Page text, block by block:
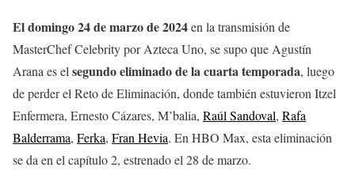
El domingo 24 de marzo de 2024en la transmisión de
MasterChef Celebrity por Azteca Uno, se supo que Agustín
Arana es el segundo eliminado de la cuarta temporada, luego
de perder el Reto de Eliminación, donde también estuvieron Itzel
Enfermera, Ernesto Cázares, M’balia, Raúl Sandoval, Rafa
Balderrama, Ferka, Fran Hevia. En HBO Max, esta eliminación
se da en el capítulo 2, estrenado el 28 de marzo.